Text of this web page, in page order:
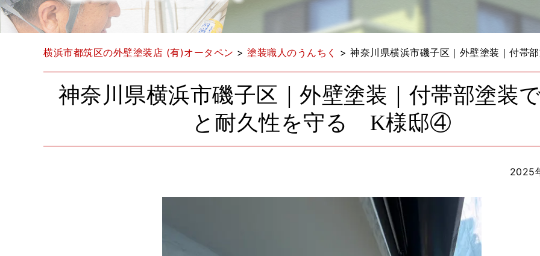
横浜市都筑区の外壁塗装店 (有)オータペン > 塗装職人のうんちく > 神奈川県横浜市磯子区｜外壁塗装｜付
神奈川県横浜市磯子区｜外壁塗装｜付帯部塗装
と耐久性を守る K様邸④
2025